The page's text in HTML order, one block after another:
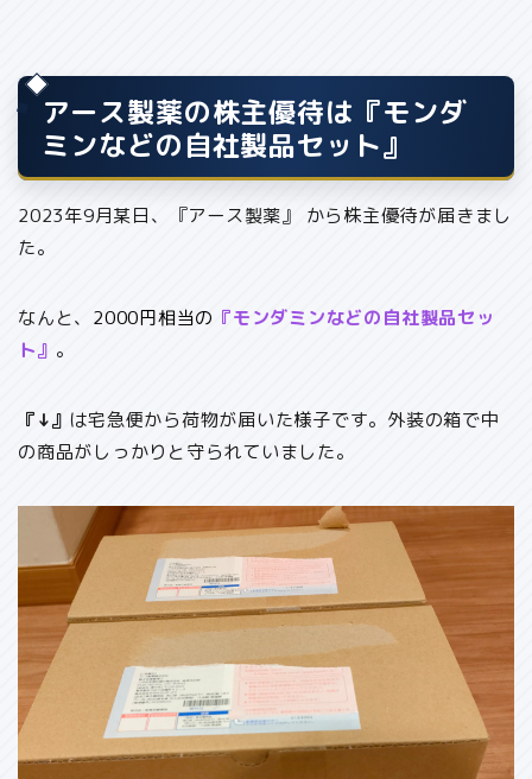
アース製薬の株主優待は『モンダ
ミンなどの自社製品セット』
2023年9月某日、『アース製薬』 から株主優待が届きまし
た。
なんと、 2000円相当の 『モンダミンなどの自社製品セッ
ト』 。
『↓』 は宅急便から荷物が届いた様子です。外装の箱で中
の商品がしっかりと守られていました。